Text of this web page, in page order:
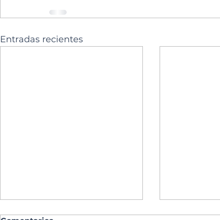
Entradas recientes